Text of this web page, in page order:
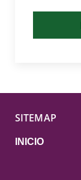
SITEMAP
INICIO